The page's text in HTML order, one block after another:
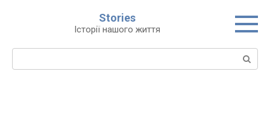
Stories
Історії нашого життя
Пошук: